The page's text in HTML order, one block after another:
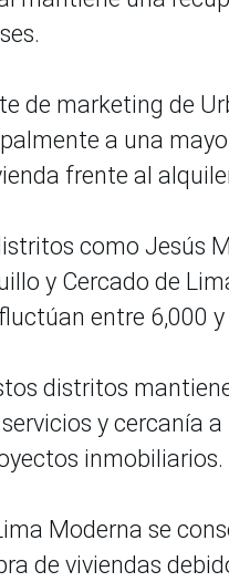
de marketing de
a una
frente al
como Jesús
y Cercado de
entre 6,000
distritos
y cercanía
inmobiliarios.
Moderna se
de viviendas